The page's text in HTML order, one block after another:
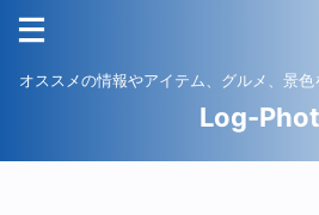
オススメの情報やアイテム、グルメ、景色
Log-